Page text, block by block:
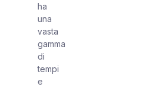
ha
una
vasta
gamma
di
tempi
e